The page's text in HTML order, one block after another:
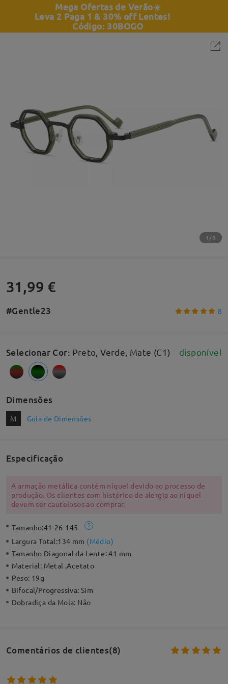
Mega Ofertas de Verão☀️
Leva 2 Paga 1 & 30% off Lentes!
Código: 30BOGO
1/8
31,99 €
#Gentle23 8
Selecionar Cor: Preto, Verde, Mate (C1) disponível
Dimensões
M Guia de Dimensões
Especificação
A armação metálica contém níquel devido ao processo de
produção. Os clientes com histórico de alergia ao níquel
devem ser cautelosos ao comprar.
Tamanho:41-26-145
Largura Total:134 mm (Médio)
Tamanho Diagonal da Lente:41 mm
Material: Metal ,Acetato
Peso: 19g
Bifocal/Progressiva:Sim
Dobradiça da Mola: Não
Comentários de clientes(8)